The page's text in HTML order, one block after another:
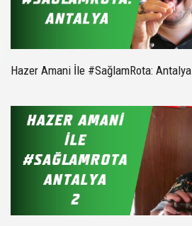
Hazer Amani İle #SağlamRota: Antalya